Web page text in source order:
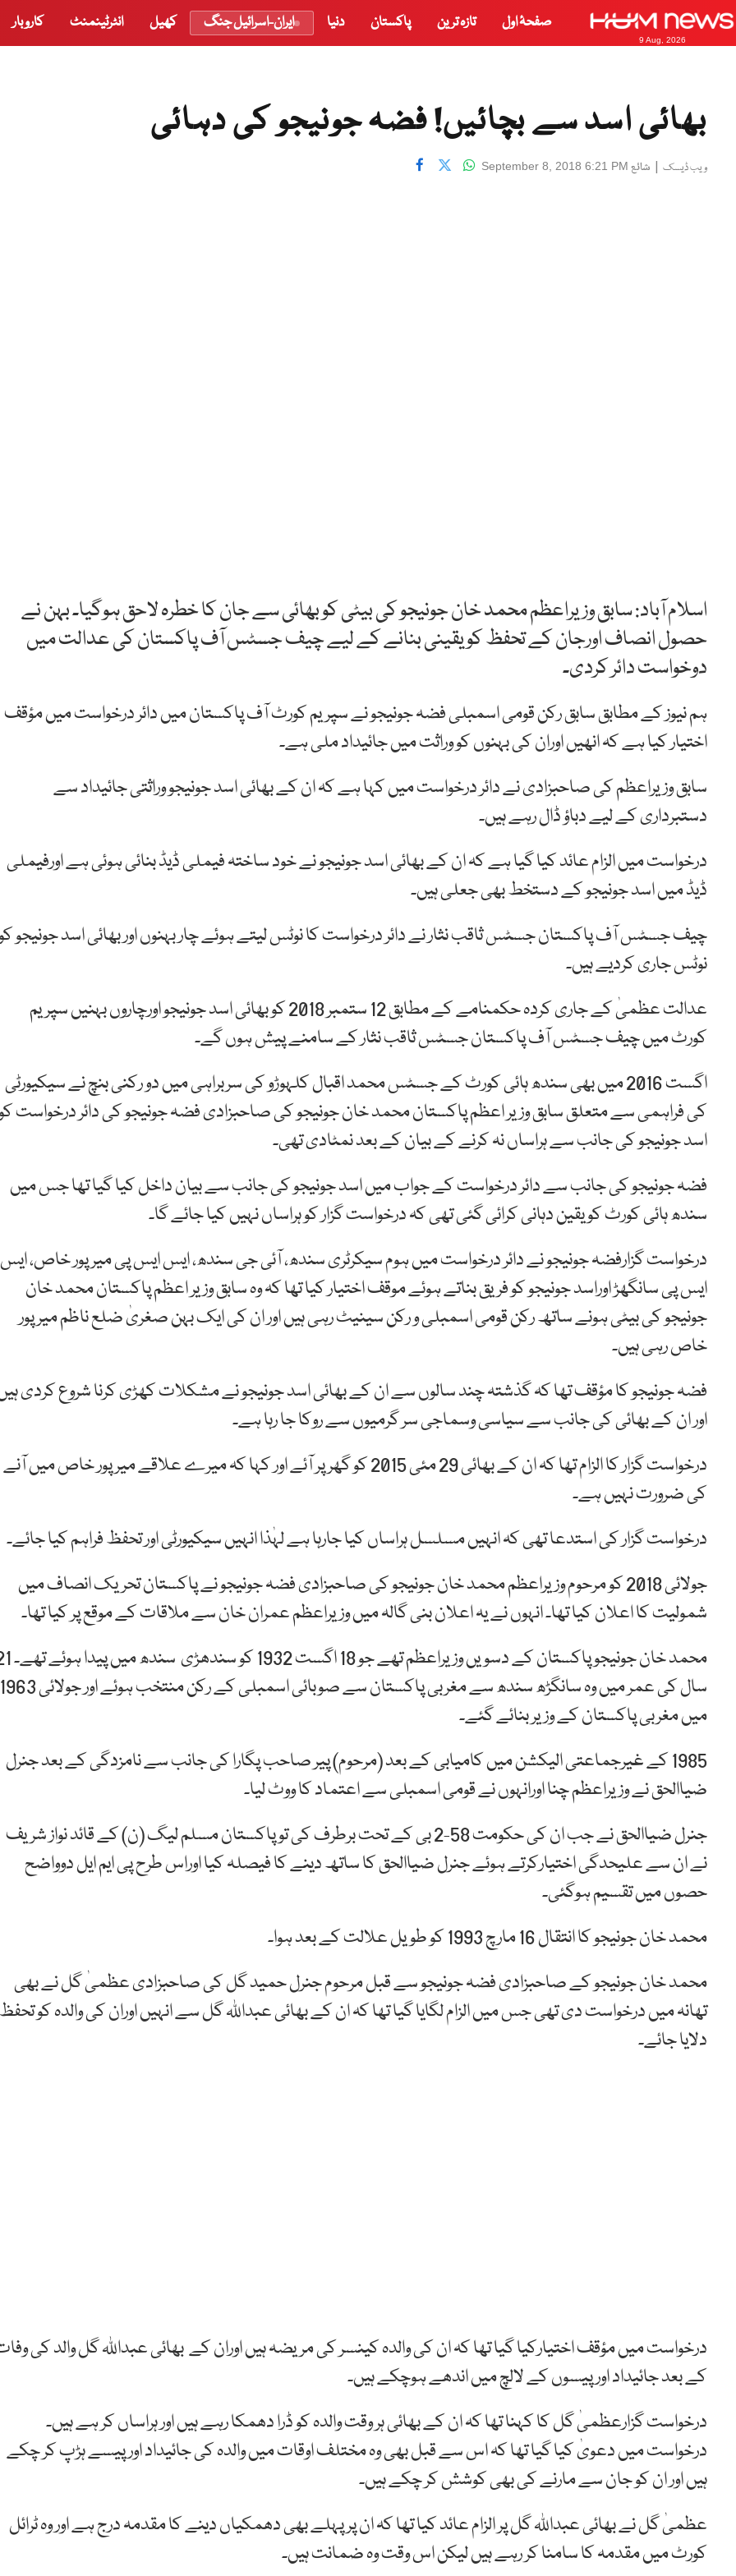
9 Aug, 2026
صفحۂ اول تازہ ترین پاکستان دنیا ایران-اسرائیل جنگ کھیل انٹرٹینمنٹ کاروبار
بھائی اسد سے بچائیں! فضہ جونیجو کی دہائی
ویب ڈیسک | شائع September 8, 2018 6:21 PM
اسلام آباد: سابق وزیراعظم محمد خان جونیجو کی بیٹی کو بھائی سے جان کا خطرہ لاحق ہوگیا۔ بہن نے
حصول انصاف اورجان کے تحفظ کو یقینی بنانے کے لیے چیف جسٹس آف پاکستان کی عدالت میں
دوخواست دائر کردی۔
ہم نیوز کے مطابق سابق رکن قومی اسمبلی فضہ جونیجو نے سپریم کورٹ آف پاکستان میں دائر درخواست میں مؤقف
اختیار کیا ہے کہ انھیں اوران کی بہنوں کو وراثت میں جائیداد ملی ہے۔
سابق وزیراعظم کی صاحبزادی نے دائر درخواست میں کہا ہے کہ ان کے بھائی اسد جونیجو وراثتی جائیداد سے
دستبرداری کے لیے دباؤ ڈال رہے ہیں۔
درخواست میں الزام عائد کیا گیا ہے کہ ان کے بھائی اسد جونیجو نے خود ساختہ فیملی ڈیڈ بنائی ہوئی ہے اورفیملی
ڈیڈ میں اسد جونیجو کے دستخط بھی جعلی ہیں۔
چیف جسٹس آف پاکستان جسٹس ثاقب نثار نے دائر درخواست کا نوٹس لیتے ہوئے چار بہنوں اور بھائی اسد جونیجو
نوٹس جاری کردیے ہیں۔
عدالت عظمیٰ کے جاری کردہ حکمنامے کے مطابق 12 ستمبر 2018 کو بھائی اسد جونیجو اورچاروں بہنیں سپریم
کورٹ میں چیف جسٹس آف پاکستان جسٹس ثاقب نثار کے سامنے پیش ہوں گے۔
اگست 2016 میں بھی سندھ ہائی کورٹ کے جسٹس محمد اقبال کلہوڑو کی سربراہی میں دو رکنی بنچ نے سیکیورٹی
کی فراہمی سے متعلق سابق وزیر اعظم پاکستان محمد خان جونیجو کی صاحبزادی فضہ جونیجو کی دائر درخواست
اسد جونیجو کی جانب سے ہراساں نہ کرنے کے بیان کے بعد نمٹادی تھی۔
فضہ جونیجو کی جانب سے دائر درخواست کے جواب میں اسد جونیجو کی جانب سے بیان داخل کیا گیا تھا جس میں
سندھ ہائی کورٹ کو یقین دہانی کرائی گئی تھی کہ درخواست گزار کو ہراساں نہیں کیا جائے گا۔
درخواست گزارفضہ جونیجو نے دائر درخواست میں ہوم سیکرٹری سندھ، آئی جی سندھ، ایس ایس پی میرپور خاص، ایس
ایس پی سانگھڑ اوراسد جونیجو کو فریق بناتے ہوئے موقف اختیار کیا تھا کہ وہ سابق وزیر اعظم پاکستان محمد خان
جونیجو کی بیٹی ہونے ساتھ رکن قومی اسمبلی و رکن سینیٹ رہی ہیں اور ان کی ایک بہن صغریٰ ضلع ناظم میر پور
خاص رہی ہیں۔
فضہ جونیجو کا مؤقف تھا کہ گذشتہ چند سالوں سے ان کے بھائی اسد جونیجو نے مشکلات کھڑی کرنا شروع کردی
اور ان کے بھائی کی جانب سے سیاسی وسماجی سر گرمیوں سے روکا جا رہا ہے۔
درخواست گزار کا الزام تھا کہ ان کے بھائی 29 مئی 2015 کو گھر پر آئے اور کہا کہ میرے علاقے میر پور خاص میں آنے
کی ضرورت نہیں ہے۔
درخواست گزار کی استدعا تھی کہ انہیں مسلسل ہراساں کیا جارہا ہے لہٰذا انہیں سیکیورٹی اور تحفظ فراہم کیا جائے۔
جولائی 2018 کو مرحوم وزیراعظم محمد خان جونیجو کی صاحبزادی فضہ جونیجو نے پاکستان تحریک انصاف میں
شمولیت کا اعلان کیا تھا۔ انہوں نے یہ اعلان بنی گالہ میں وزیراعظم عمران خان سے ملاقات کے موقع پر کیا تھا۔
محمد خان جونیجو پاکستان کے دسویں
سال کی عمر میں وہ سانگڑھ سندھ سے مغربی پاکستان سے صوبائی اسمبلی کے رکن منتخب ہوئے اور جولائی 1963
میں مغربی پاکستان کے وزیر بنائے گئے۔
1985 کے غیرجماعتی الیکشن میں کامیابی کے بعد (مرحوم) پیر صاحب پگارا کی جانب سے نامزدگی کے بعد جنرل
ضیاالحق نے وزیراعظم چنا اورانہوں نے قومی اسمبلی سے اعتماد کا ووٹ لیا۔
جنرل ضیاالحق نے جب ان کی حکومت 58-2 بی کے تحت برطرف کی تو پاکستان مسلم لیگ (ن) کے قائد نواز شریف
نے ان سے علیحدگی اختیارکرتے ہوئے جنرل ضیاالحق کا ساتھ دینے کا فیصلہ کیا اوراس طرح پی ایم ایل دوواضح
حصوں میں تقسیم ہوگئی۔
محمد خان جونیجو کا انتقال 16 مارچ 1993 کو طویل علالت کے بعد ہوا۔
محمد خان جونیجو کے صاحبزادی فضہ جونیجو سے قبل مرحوم جنرل حمید گل کی صاحبزادی عظمیٰ گل نے بھی
تھانہ میں درخواست دی تھی جس میں الزام لگایا گیا تھا کہ ان کے بھائی عبداللہ گل سے انہیں اوران کی والدہ کو تحفظ
دلایا جائے۔
درخواست میں مؤقف اختیارکیا گیا تھا کہ ان کی والدہ کینسر کی مریضہ ہیں اوران کے بھائی عبداللہ گل والد کی
کے بعد جائیداد اور پیسوں کے لالچ میں اندھے ہوچکے ہیں۔
درخواست گزارعظمیٰ گل کا کہنا تھا کہ ان کے بھائی ہر وقت والدہ کو ڈرا دھمکا رہے ہیں اور ہراساں کر ہے ہیں۔
درخواست میں دعویٰ کیا گیا تھا کہ اس سے قبل بھی وہ مختلف اوقات میں والدہ کی جائیداد اور پیسے ہڑپ کر چکے
ہیں اور ان کو جان سے مارنے کی بھی کوشش کر چکے ہیں۔
عظمیٰ گل نے بھائی عبداللہ گل پر الزام عائد کیا تھا کہ ان پر پہلے بھی دھمکیاں دینے کا مقدمہ درج ہے اور وہ ٹرائل
کورٹ میں مقدمہ کا سامنا کر رہے ہیں لیکن اس وقت وہ ضمانت ہیں۔